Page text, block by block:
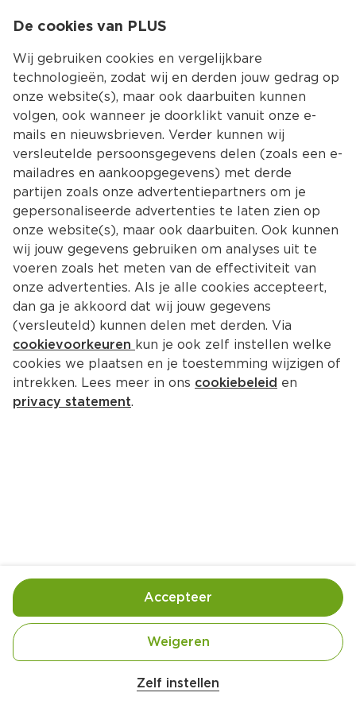
Kies jouw
Terug Producten
PLUS Soft caramel cookie
Per Stuk 1 st (€1.19
Cookies, vanille- of chocolade muffins
Geldig van woensdag 5 augustus tot en met
De cookies van PLUS
Wij gebruiken cookies en vergelijkbare
technologieën, zodat wij en derden jouw gedrag op
onze website(s), maar ook daarbuiten kunnen
volgen, ook wanneer je doorklikt vanuit onze e-
mails en nieuwsbrieven. Verder kunnen wij
versleutelde persoonsgegevens delen (zoals een e-
mailadres en aankoopgegevens) met derde
partijen zoals onze advertentiepartners om je
gepersonaliseerde advertenties te laten zien op
onze website(s), maar ook daarbuiten. Ook kunnen
wij jouw gegevens gebruiken om analyses uit te
voeren zoals het meten van de effectiviteit van
onze advertenties. Als je alle cookies accepteert,
dan ga je akkoord dat wij jouw gegevens
(versleuteld) kunnen delen met derden. Via
cookievoorkeuren kun je ook zelf instellen welke
cookies we plaatsen en je toestemming wijzigen of
intrekken. Lees meer in ons cookiebeleid en
privacy statement.
Zelf instellen
Weigeren
Accepteer